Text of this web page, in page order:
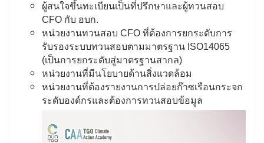
ผู้สนใจขึ้นทะเบียนเป็นที่ปรึกษาและผู้ทวนสอบ
CFO กับ อบก.
หน่วยงานทวนสอบ CFO ที่ต้องการยกระดับการ
รับรองระบบทวนสอบตามมาตรฐาน ISO14065
(เป็นการยกระดับสู่มาตรฐานสากล)
หน่วยงานที่มีนโยบายด้านสิ่งแวดล้อม
หน่วยงานที่ต้องรายงานการปล่อยก๊าซเรือนกระจก
ระดับองด์กรและต้องการทวนสอบข้อมูล